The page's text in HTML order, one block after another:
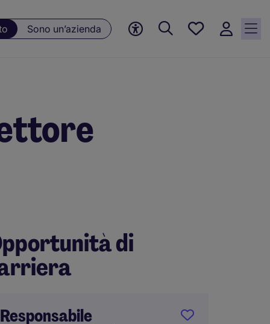
Sono un’azienda
Preferiti, 0
di
Responsabile